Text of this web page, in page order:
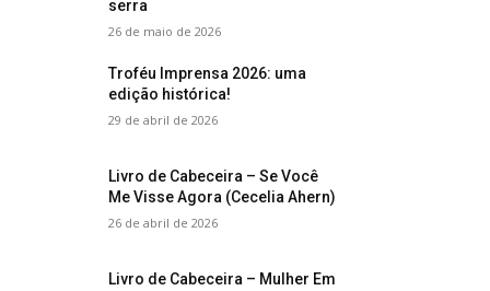
serra
26 de maio de 2026
Troféu Imprensa 2026: uma
edição histórica!
29 de abril de 2026
Livro de Cabeceira – Se Você
Me Visse Agora (Cecelia Ahern)
26 de abril de 2026
Livro de Cabeceira – Mulher Em